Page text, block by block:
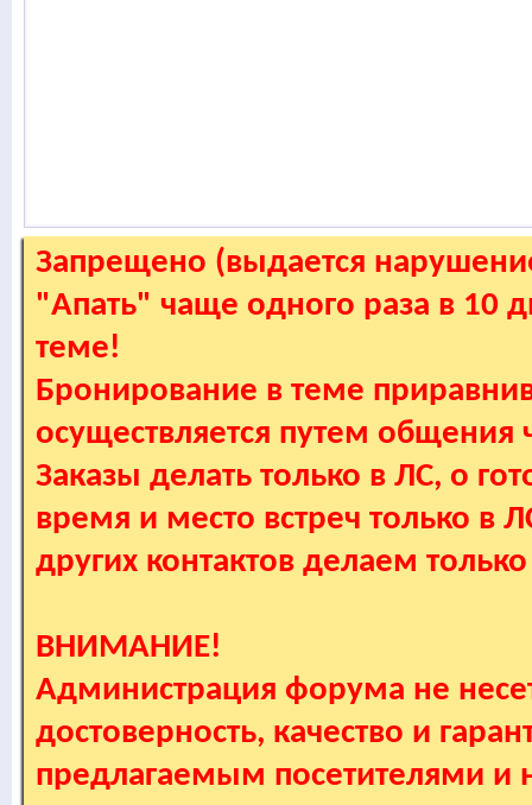
Запрещено (выдается
"Апать" чаще одного раза в 10
теме!
Бронирование в теме
осуществляется путем
Заказы делать только в ЛС, о
время и место встреч только в
других контактов делаем
ВНИМАНИЕ!
Администрация форума не
достоверность, качество и
предлагаемым посетителями и